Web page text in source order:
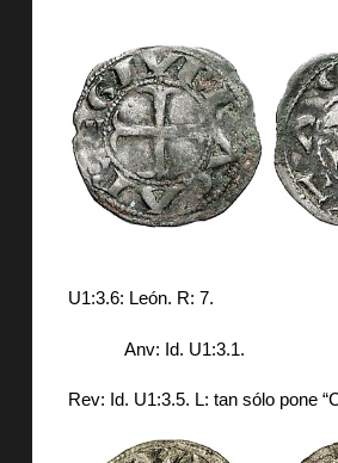
U1:3.6: León. R: 7.
Anv: Id. U1:3.1.
Rev: Id. U1:3.5. L: tan sólo pone